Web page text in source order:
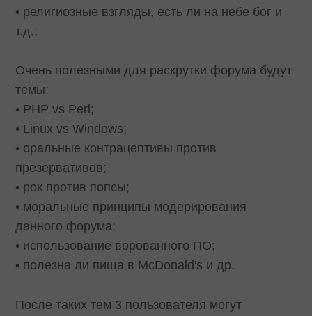
• религиозные взгляды, есть ли на небе бог и
т.д.;
Очень полезными для раскрутки форума будут
темы:
• PHP vs Perl;
• Linux vs Windows;
• оральные контрацептивы против
презервативов;
• рок против попсы;
• моральные принципы модерирования
данного форума;
• использование ворованного ПО;
• полезна ли пища в McDonald's и др.
После таких тем 3 пользователя могут